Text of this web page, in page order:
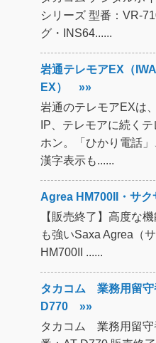
シリーズ 型番：VR-
グ・INS64......
岩通テレモアEX（
EX） »»
岩通のテレモアEXは
IP、テレモアに続く
ホン。「ひかり電話」
漢字表示も......
Agrea HM700II・サ
【販売終了】高度な
も強いSaxa Agrea（
HM700II ......
タカコム 業務用留
D770 »»
タカコム 業務用留